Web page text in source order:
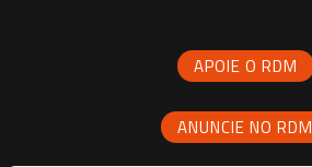
APOIE O RDM
ANUNCIE NO RDM